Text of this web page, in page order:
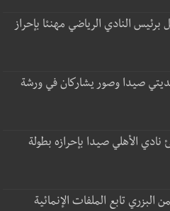
النادي الرياضي مهنئا بإحراز
صيدا وصور يشاركان في ورشة
نادي الأهلي صيدا بإحرازه بطولة
البزري تابع الملفات الإنمائية